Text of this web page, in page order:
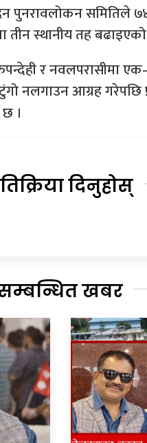
पुनरावलोकन समितिले
तीन स्थानीय तह
र नवलपरासीमा
नलगाउन आग्रह गरेपछि
।
दिनुहोस्
खबर